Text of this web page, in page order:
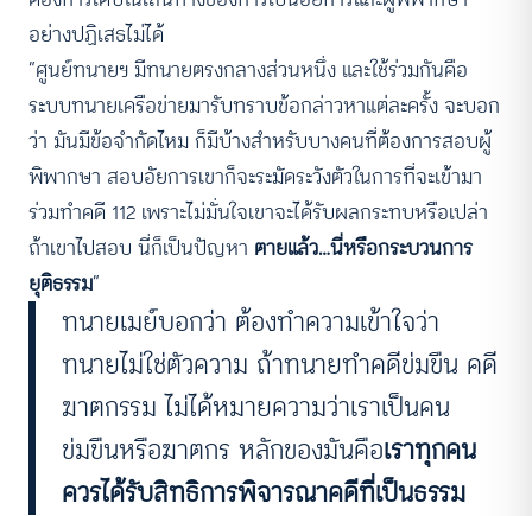
อย่างปฏิเสธไม่ได้
“ศูนย์ทนายฯ มีทนายตรงกลางส่วนหนึ่ง และใช้ร่วมกันคือ
ระบบทนายเครือข่ายมารับทราบข้อกล่าวหาแต่ละครั้ง จะบอก
ว่า มันมีข้อจำกัดไหม ก็มีบ้างสำหรับบางคนที่ต้องการสอบผู้
พิพากษา สอบอัยการเขาก็จะระมัดระวังตัวในการที่จะเข้ามา
ร่วมทำคดี 112 เพราะไม่มั่นใจเขาจะได้รับผลกระทบหรือเปล่า
ถ้าเขาไปสอบ นี่ก็เป็นปัญหา ตายแล้ว…นี่หรือกระบวนการ
ยุติธรรม”
ทนายเมย์บอกว่า ต้องทำความเข้าใจว่า
ทนายไม่ใช่ตัวความ ถ้าทนายทำคดีข่มขืน คดี
ฆาตกรรม ไม่ได้หมายความว่าเราเป็นคน
ข่มขืนหรือฆาตกร หลักของมันคือเราทุกคน
ควรได้รับสิทธิการพิจารณาคดีที่เป็นธรรม